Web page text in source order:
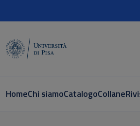
HomeChi siamoCatalogoCollane